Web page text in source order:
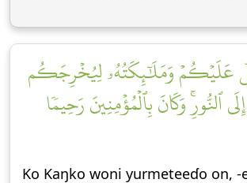
عَلَيۡكُمۡ وَمَلَٰٓئِكَتُهُۥ لِيُخۡرِجَكُم
ٱلنُّورِۚ وَكَانَ بِٱلۡمُؤۡمِنِينَ رَحِيمٗا
Ko Kaŋko woni yurmeteeɗo on, -